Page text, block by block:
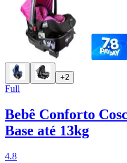
+2
Full
Bebê Conforto
Base até 13kg
4.8